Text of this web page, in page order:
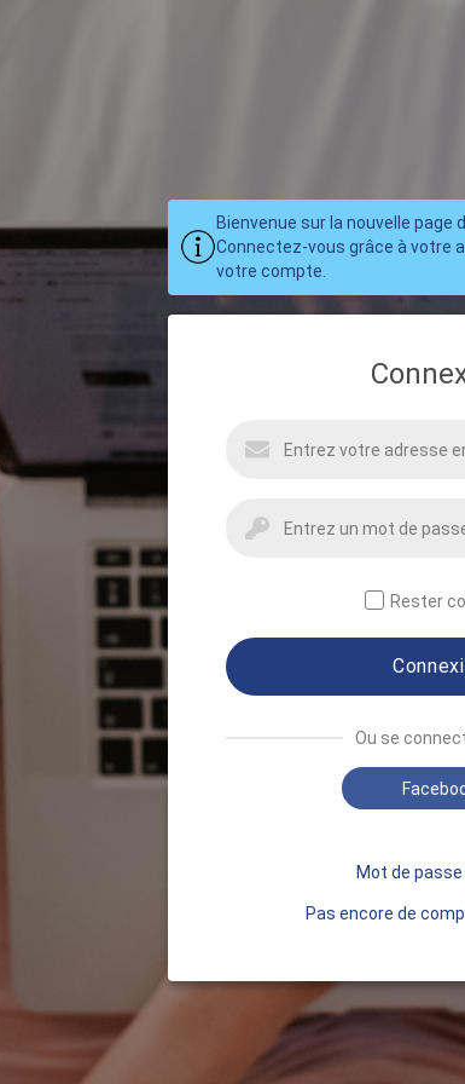
Bienvenue sur la nouvelle page
Connectez-vous grâce à votre
votre compte.
Rester
Ou se
Mot de passe
Pas encore de